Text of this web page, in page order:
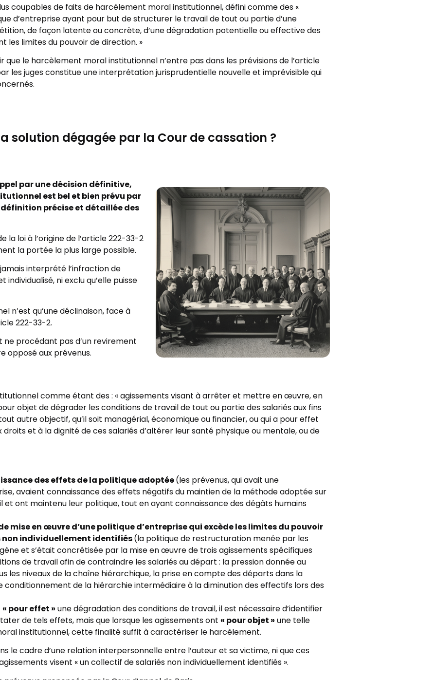
coupables de faits de harcèlement moral institutionnel, défini comme des «
d’entreprise ayant pour but de structurer le travail de tout ou partie d’une
de façon latente ou concrète, d’une dégradation potentielle ou effective des
les limites du pouvoir de direction. »
que le harcèlement moral institutionnel n’entre pas dans les prévisions de l’article
les juges constitue une interprétation jurisprudentielle nouvelle et imprévisible qui
solution dégagée par la Cour de cassation ?
par une décision définitive,
est bel et bien prévu par
définition précise et détaillée des
la loi à l’origine de l’article 222-33-2
la portée la plus large possible.
interprété l’infraction de
ni exclu qu’elle puisse
n’est qu’une déclinaison, face à
222-33-2.
procédant pas d’un revirement
opposé aux prévenus.
comme étant des : « agissements visant à arrêter et mettre en œuvre, en
objet de dégrader les conditions de travail de tout ou partie des salariés aux fins
autre objectif, qu’il soit managérial, économique ou financier, ou qui a pour effet
et à la dignité de ces salariés d’altérer leur santé physique ou mentale, ou de
des effets de la politique adoptée(les prévenus, qui avait une
avaient connaissance des effets négatifs du maintien de la méthode adoptée sur
ont maintenu leur politique, tout en ayant connaissance des dégâts humains
mise en œuvre d’une politique d’entreprise qui excède les limites du pouvoir
non individuellement identifiés(la politique de restructuration menée par les
et s’était concrétisée par la mise en œuvre de trois agissements spécifiques
de travail afin de contraindre les salariés au départ : la pression donnée au
les niveaux de la chaîne hiérarchique, la prise en compte des départs dans la
de la hiérarchie intermédiaire à la diminution des effectifs lors des
« pour effet » une dégradation des conditions de travail, il est nécessaire d’identifier
de tels effets, mais que lorsque les agissements ont « pour objet » une telle
institutionnel, cette finalité suffit à caractériser le harcèlement.
le cadre d’une relation interpersonnelle entre l’auteur et sa victime, ni que ces
visent « un collectif de salariés non individuellement identifiés ».